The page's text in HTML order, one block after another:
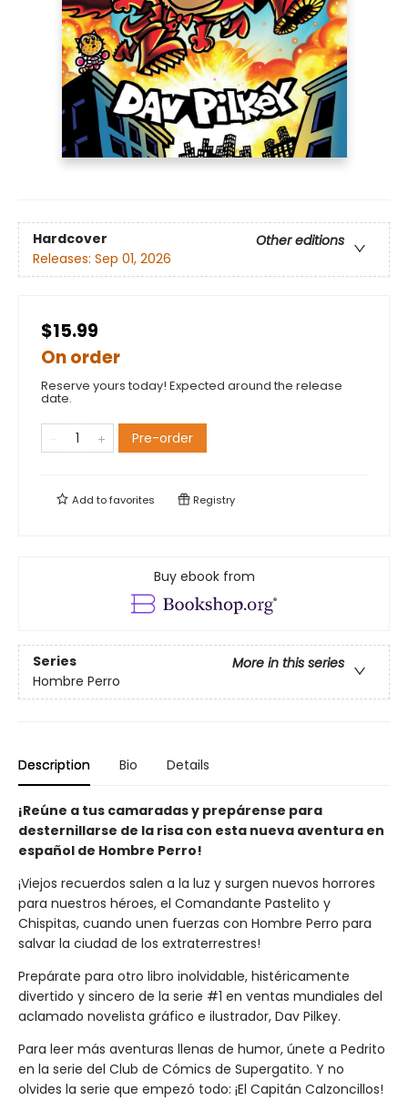
Hardcover
Other editions
Releases: Sep 01, 2026
$15.99
On order
Reserve yours today! Expected around the release
date.
Pre-order
Add tofavorites Registry
Buy ebook from
Series
More in this series
Hombre Perro
Description Bio Details
¡Reúne a tus camaradas y prepárense para
desternillarse de la risa con esta nueva aventura en
español de Hombre Perro!
¡Viejos recuerdos salen a la luz y surgen nuevos horrores
para nuestros héroes, el Comandante Pastelito y
Chispitas, cuando unen fuerzas con Hombre Perro para
salvar la ciudad de los extraterrestres!
Prepárate para otro libro inolvidable, histéricamente
divertido y sincero de la serie #1 en ventas mundiales del
aclamado novelista gráfico e ilustrador, Dav Pilkey.
Para leer más aventuras llenas de humor, únete a Pedrito
en la serie del Club de Cómics de Supergatito. Y no
olvides la serie que empezó todo: ¡El Capitán Calzoncillos!